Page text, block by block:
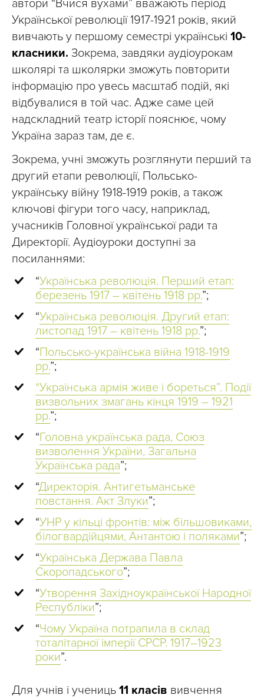
автори “Вчися вухами” вважають період
Української революції 1917-1921 років, який
вивчають у першому семестрі українські 10-
класники. Зокрема, завдяки аудіоурокам
школярі та школярки зможуть повторити
інформацію про увесь масштаб подій, які
відбувалися в той час. Адже саме цей
надскладний театр історії пояснює, чому
Україна зараз там, де є.
Зокрема, учні зможуть розглянути перший та
другий етапи революції, Польсько-
українську війну 1918-1919 років, а також
ключові фігури того часу, наприклад,
учасників Головної української ради та
Директорії. Аудіоуроки доступні за
посиланнями:
“Українська революція. Перший етап:
березень 1917 – квітень 1918 рр.”;
“Українська революція. Другий етап:
листопад 1917 – квітень 1918 рр.”;
“Польсько-українська війна 1918-1919
рр.”;
“Українська армія живе і бореться”. Події
визвольних змагань кінця 1919 – 1921
рр.”;
“Головна українська рада, Союз
визволення України, Загальна
Українська рада”;
“Директорія. Антигетьманське
повстання. Акт Злуки”;
“УНР у кільці фронтів: між більшовиками,
білогвардійцями, Антантою і поляками”;
“Українська Держава Павла
Скоропадського”;
“Утворення Західноукраїнської Народної
Республіки”;
“Чому Україна потрапила в склад
тоталітарної імперії СРСР. 1917–1923
роки”.
Для учнів і учениць 11 класів вивчення